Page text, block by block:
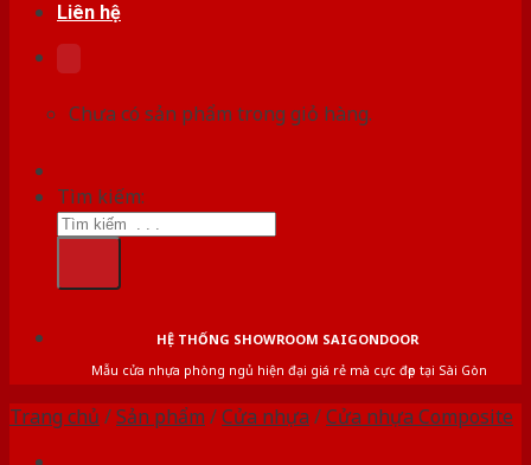
Liên hệ
Chưa có sản phẩm trong giỏ hàng.
Tìm kiếm:
HỆ THỐNG SHOWROOM SAIGONDOOR
Mẫu cửa nhựa phòng ngủ hiện đại giá rẻ mà cực đẹp tại Sài Gòn
Trang chủ /Sản phẩm /Cửa nhựa /Cửa nhựa Composite